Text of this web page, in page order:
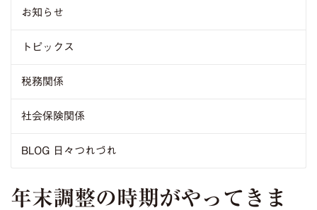
お知らせ
トピックス
税務関係
社会保険関係
BLOG 日々つれづれ
年末調整の時期がやってきま